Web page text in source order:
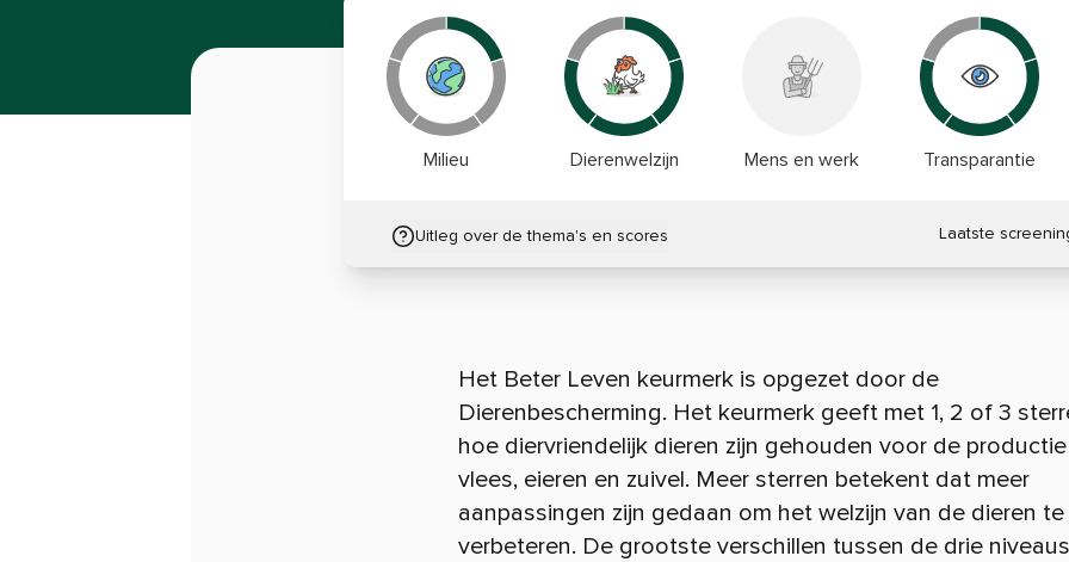
Milieu Dierenwelzijn Mens en werk Transparantie
Uitleg over de thema's en scores Laatste
Het Beter Leven keurmerk is opgezet door de
Dierenbescherming. Het keurmerk geeft met 1, 2 of 3
hoe diervriendelijk dieren zijn gehouden voor de
vlees, eieren en zuivel. Meer sterren betekent dat meer
aanpassingen zijn gedaan om het welzijn van de dieren te
verbeteren. De grootste verschillen tussen de drie